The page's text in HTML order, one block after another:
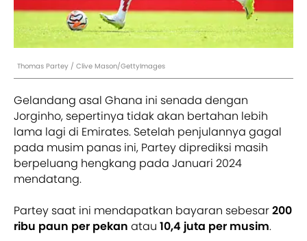
Thomas Partey / Clive Mason/GettyImages
Gelandang asal Ghana ini senada dengan
Jorginho, sepertinya tidak akan bertahan lebih
lama lagi di Emirates. Setelah penjulannya gagal
pada musim panas ini, Partey diprediksi masih
berpeluang hengkang pada Januari 2024
mendatang.
Partey saat ini mendapatkan bayaran sebesar200
ribu paun per pekan atau 10,4 juta per musim.